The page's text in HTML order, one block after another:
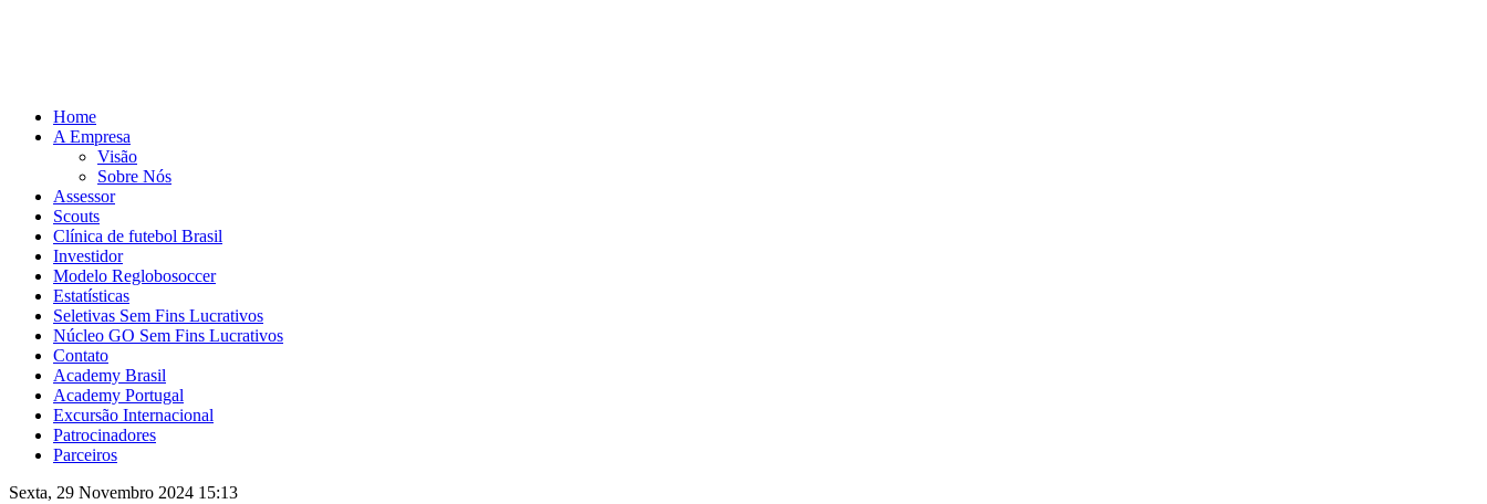
Home
A Empresa
Visão
Sobre Nós
Assessor
Scouts
Clínica de futebol Brasil
Investidor
Modelo Reglobosoccer
Estatísticas
Seletivas Sem Fins Lucrativos
Núcleo GO Sem Fins Lucrativos
Contato
Academy Brasil
Academy Portugal
Excursão Internacional
Patrocinadores
Parceiros
Sexta, 29 Novembro 2024 15:13